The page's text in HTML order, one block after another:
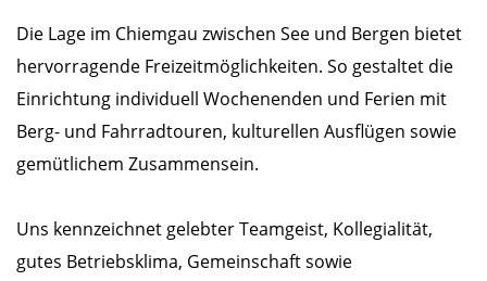
Die Lage im Chiemgau zwischen See und Bergen bietet
hervorragende Freizeitmöglichkeiten. So gestaltet die
Einrichtung individuell Wochenenden und Ferien mit
Berg- und Fahrradtouren, kulturellen Ausflügen sowie
gemütlichem Zusammensein.
Uns kennzeichnet gelebter Teamgeist, Kollegialität,
gutes Betriebsklima, Gemeinschaft sowie